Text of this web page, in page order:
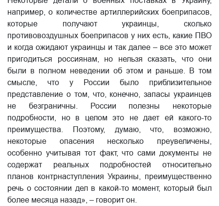
например, о количестве артиллерийских боеприпасов,
которые получают украинцы, сколько
противовоздушных боеприпасов у них есть, какие ПВО
и когда ожидают украинцы и так далее – все это может
пригодиться россиянам, но нельзя сказать, что они
были в полном неведении об этом и раньше. В том
смысле, что у России было приблизительное
представление о том, что, конечно, запасы украинцев
не безграничны. России полезны некоторые
подробности, но в целом это не дает ей какого-то
преимущества. Поэтому, думаю, что, возможно,
некоторые опасения несколько преувеличены,
особенно учитывая тот факт, что сами документы не
содержат реальных подробностей относительно
планов контрнаступления Украины, преимущественно
речь о состоянии дел в какой-то момент, который был
более месяца назад», – говорит он.